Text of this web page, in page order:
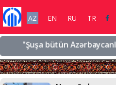
AZ EN RU TR
"Şuşa bütün